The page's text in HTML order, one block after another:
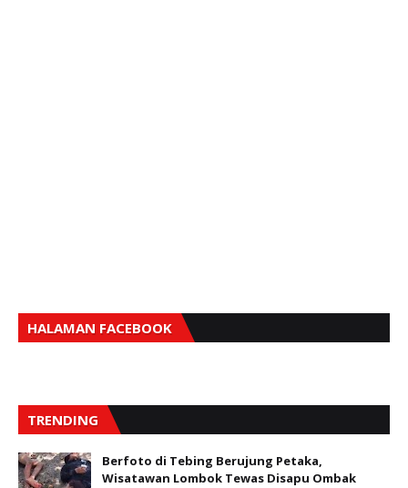
HALAMAN FACEBOOK
TRENDING
Berfoto di Tebing Berujung Petaka,
Wisatawan Lombok Tewas Disapu Ombak